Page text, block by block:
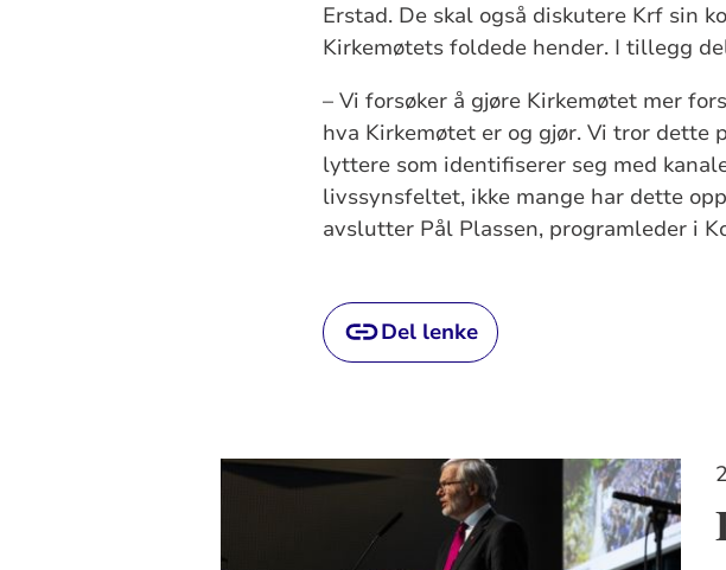
Erstad. De skal også diskutere Krf sin
Kirkemøtets foldede hender. I tillegg
– Vi forsøker å gjøre Kirkemøtet mer
hva Kirkemøtet er og gjør. Vi tror dette
lyttere som identifiserer seg med
livssynsfeltet, ikke mange har dette
avslutter Pål Plassen, programleder i
Del lenke